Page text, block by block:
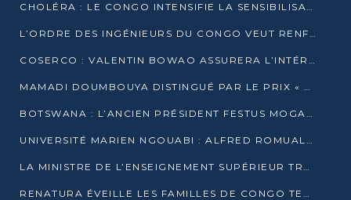
CHOLÉRA : LE CONGO INTENSIFIE LA SENSIBILISATION AU MARCHÉ DE TALANGAÏ
L’ORDRE DES INGÉNIEURS DU CONGO VEUT RENFORCER L’ÉTHIQUE ET LA CRÉDIBILITÉ DE LA PROFESSION
COSERCO : VALENTIN BOWAO ASSURERA L’INTÉRIM À LA TÊTE DU BUREAU EXÉCUTIF NATIONAL
MAMADI DOUMBOUYA DISTINGUÉ PAR LE PRIX « SUPER GRAND BÂTISSEUR BABACAR N’DIAYE »
BOTSWANA : L’ANCIEN PRÉSIDENT FESTUS MOGAE EST MORT À 86 ANS
UNIVERSITÉ MARIEN NGOUABI : ALFRED ROMUALD NGUYA POATY SOUTIENT UNE THÈSE SUR LE PARADOXE DE LA CROISSANCE EN ZONE CEMAC
LA MINISTRE DE L’ENSEIGNEMENT SUPÉRIEUR TRACE SA FEUILLE DE ROUTE
RENATURA ÉVEILLE LES FAMILLES DE CONGO TERMINAL À LA PROTECTION DE L’ENVIRONNEMENT